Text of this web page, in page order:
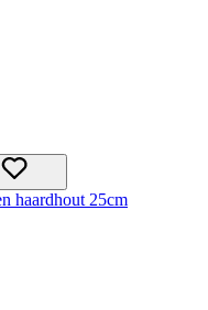
haardhout 25cm